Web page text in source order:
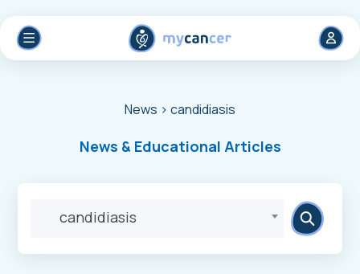
News > candidiasis
News & Educational Articles
candidiasis